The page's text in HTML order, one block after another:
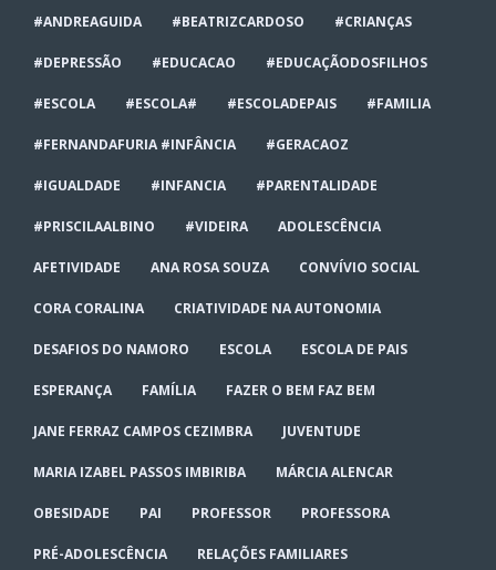
#ANDREAGUIDA #BEATRIZCARDOSO #CRIANÇAS
#DEPRESSÃO #EDUCACAO #EDUCAÇÃODOSFILHOS
#ESCOLA #ESCOLA# #ESCOLADEPAIS #FAMILIA
#FERNANDAFURIA #INFÂNCIA #GERACAOZ
#IGUALDADE #INFANCIA #PARENTALIDADE
#PRISCILAALBINO #VIDEIRA ADOLESCÊNCIA
AFETIVIDADE ANA ROSA SOUZA CONVÍVIO SOCIAL
CORA CORALINA CRIATIVIDADE NA AUTONOMIA
DESAFIOS DO NAMORO ESCOLA ESCOLA DE PAIS
ESPERANÇA FAMÍLIA FAZER O BEM FAZ BEM
JANE FERRAZ CAMPOS CEZIMBRA JUVENTUDE
MARIA IZABEL PASSOS IMBIRIBA MÁRCIA ALENCAR
OBESIDADE PAI PROFESSOR PROFESSORA
PRÉ-ADOLESCÊNCIA RELAÇÕES FAMILIARES